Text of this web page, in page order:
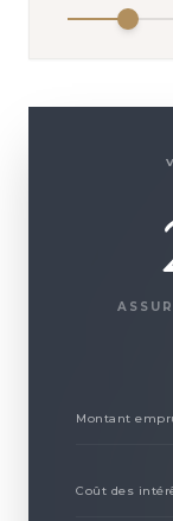
Montant
Coût des